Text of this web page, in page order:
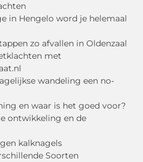
in Hengelo word je helemaal
zo afvallen in Oldenzaal
met
wandeling een no-
en waar is het goed voor?
ontwikkeling en de
kalknagels
Soorten